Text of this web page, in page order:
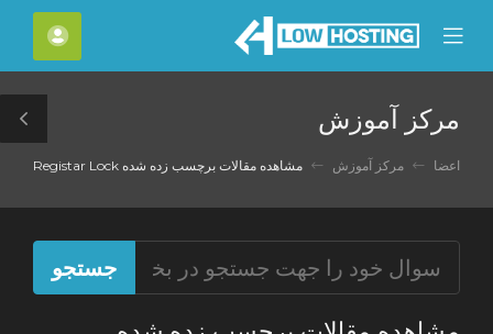
Mobile
Menu
مرکز آموزش
اعضا مرکز آموزش مشاهده مقالات برچسب زده شده Registar Lock